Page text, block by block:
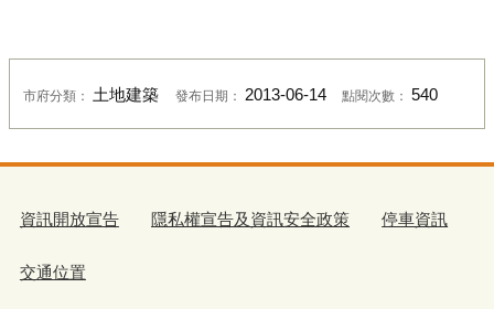
市府分類： 土地建築 發布日期： 2013-06-14 點閱次數：540
資訊開放宣告 隱私權宣告及資訊安全政策 停車資訊
交通位置